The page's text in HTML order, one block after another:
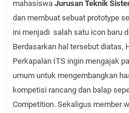
mahasiswa Jurusan Teknik
dan membuat sebuat prototype
ini menjadi salah satu icon baru
Berdasarkan hal tersebut diatas,
Perkapalan ITS ingin mengajak
umum untuk mengembangkan
kompetisi rancang dan balap
Competition. Sekaligus member